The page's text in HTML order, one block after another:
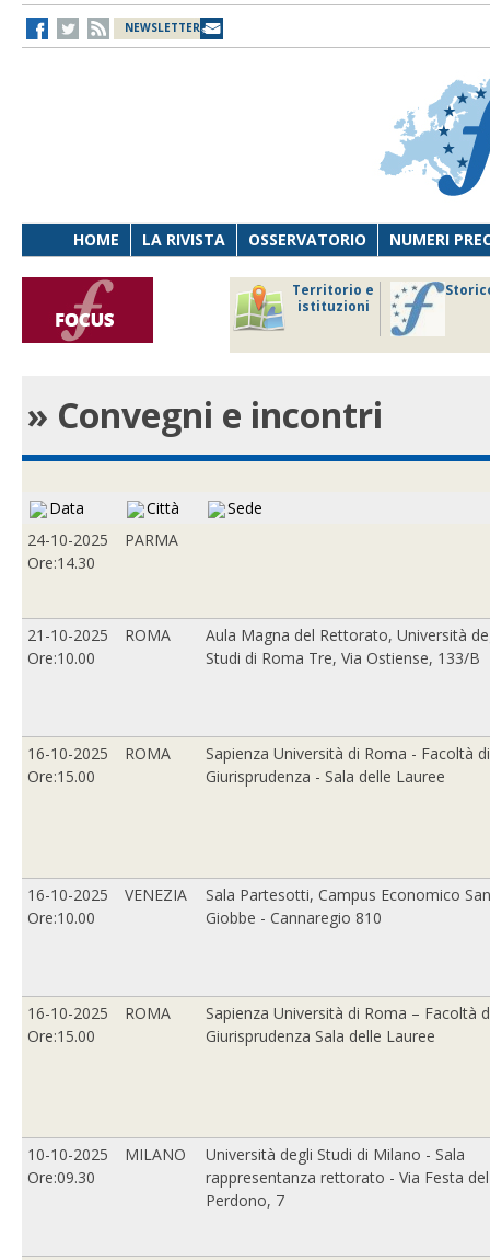
NEWSLETTER
HOME LA RIVISTA OSSERVATORIO NUMERI
Territorio e
istituzioni
» Convegni e incontri
Data Città
Sede
24-10-2025
Ore:14.30
PARMA
21-10-2025
Ore:10.00
ROMA
Aula Magna del Rettorato, Università
Studi di Roma Tre, Via Ostiense, 133/B
16-10-2025
Ore:15.00
ROMA
Sapienza Università di Roma - Facoltà di
Giurisprudenza - Sala delle Lauree
16-10-2025
Ore:10.00
VENEZIA
Sala Partesotti, Campus Economico San
Giobbe - Cannaregio 810
16-10-2025
Ore:15.00
ROMA
Sapienza Università di Roma – Facoltà
Giurisprudenza Sala delle Lauree
10-10-2025
Ore:09.30
MILANO
Università degli Studi di Milano - Sala
rappresentanza rettorato - Via Festa del
Perdono, 7